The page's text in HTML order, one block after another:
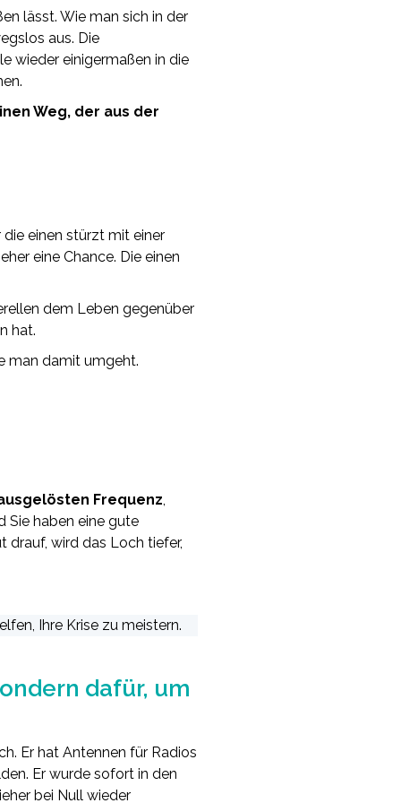
lässt. Wie man sich in der
aus. Die
wieder einigermaßen in die
Weg, der aus der
die einen stürzt mit einer
eine Chance. Die einen
dem Leben gegenüber
hat.
man damit umgeht.
Frequenz,
Sie haben eine gute
drauf, wird das Loch tiefer,
Ihre Krise zu meistern.
dafür, um
Er hat Antennen für Radios
Er wurde sofort in den
bei Null wieder